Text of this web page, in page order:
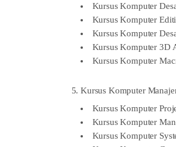
Kursus Komputer
Kursus Komputer
Kursus Komputer
Kursus Komputer 3D
Kursus Komputer
5. Kursus Komputer
Kursus Komputer
Kursus Komputer
Kursus Komputer